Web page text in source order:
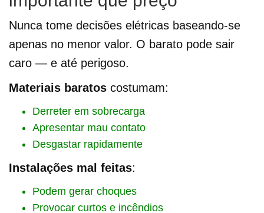
Nunca tome decisões elétricas baseando-se
apenas no menor valor. O barato pode sair
caro — e até perigoso.
Materiais baratos costumam:
Derreter em sobrecarga
Apresentar mau contato
Desgastar rapidamente
Instalações mal feitas:
Podem gerar choques
Provocar curtos e incêndios